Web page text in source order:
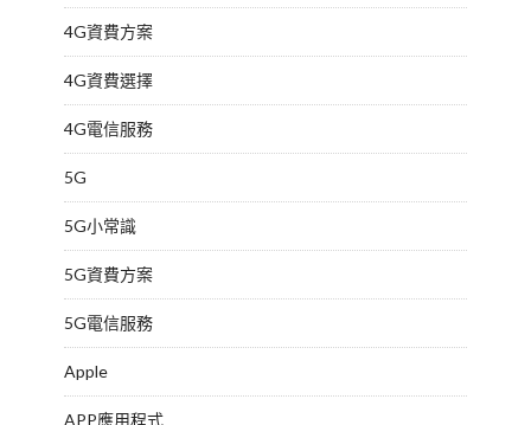
4G資費方案
4G資費選擇
4G電信服務
5G
5G小常識
5G資費方案
5G電信服務
Apple
APP應用程式